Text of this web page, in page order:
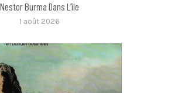
Nestor Burma Dans L’île
1 août 2026